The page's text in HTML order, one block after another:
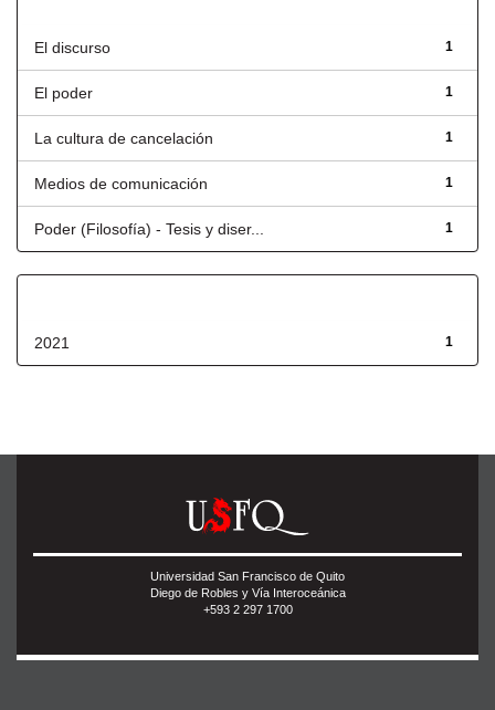
1
El discurso
1
El poder
1
La cultura de cancelación
1
Medios de comunicación
1
Poder (Filosofía) - Tesis y diser...
1
2021
Universidad San Francisco de Quito
Diego de Robles y Vía Interoceánica
+593 2 297 1700